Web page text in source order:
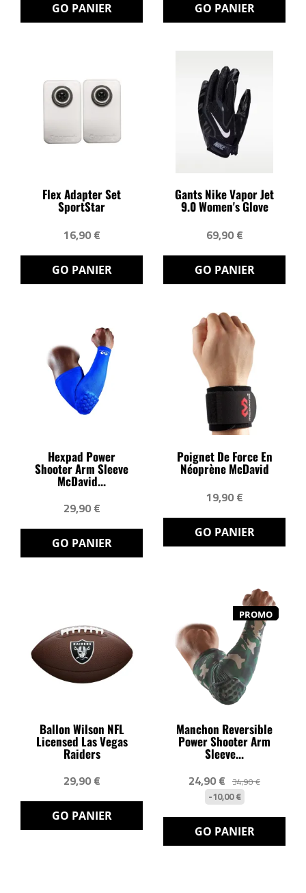
GO PANIER GO PANIER
Flex Adapter Set
SportStar
16,90 €
GO PANIER
Gants Nike Vapor Jet
9.0 Women's Glove
69,90 €
GO PANIER
Hexpad Power
Shooter Arm Sleeve
McDavid...
29,90 €
GO PANIER
Poignet De Force En
Néoprène McDavid
19,90 €
GO PANIER
Ballon Wilson NFL
Licensed Las Vegas
Raiders
29,90 €
GO PANIER
PROMO
Manchon Reversible
Power Shooter Arm
Sleeve...
24,90 € 34,90 €
-10,00 €
GO PANIER